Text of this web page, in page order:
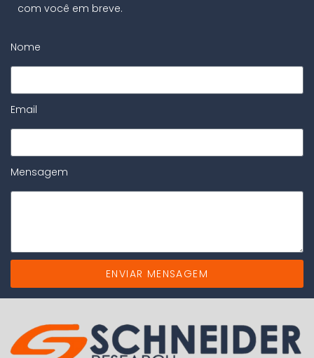
com você em breve.
Nome
Email
Mensagem
ENVIAR MENSAGEM